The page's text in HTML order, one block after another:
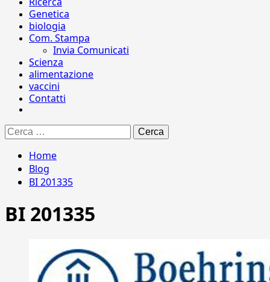
Genetica
biologia
Com. Stampa
Invia Comunicati
Scienza
alimentazione
vaccini
Contatti
Ricerca
per:
Home
Blog
BI 201335
BI 201335